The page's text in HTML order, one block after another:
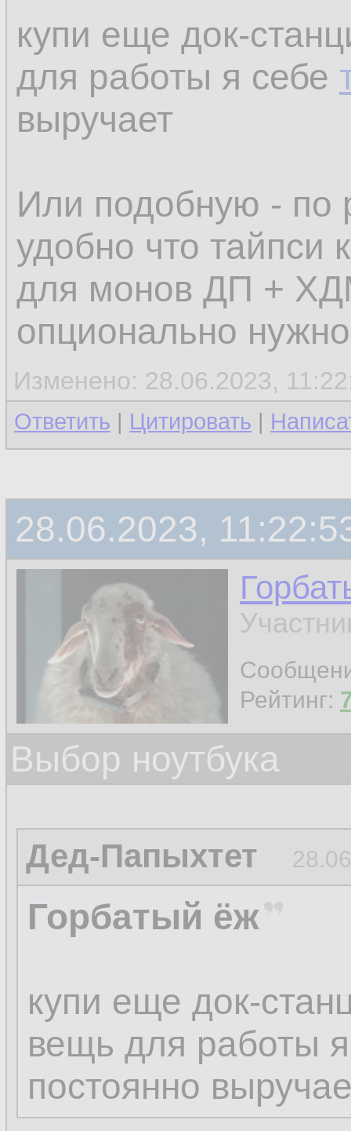
купи еще док-
для работы я себе
выручает
Или подобную - по
удобно что тайпси
для монов ДП +
опционально
Изменено: 28.06.2023,
Ответить | Цитировать |
28.06.2023,
Рейтинг:
Выбор ноутбука
Дед-Папыхтет
Горбатый ёж
купи еще док-
вещь для работы
постоянно